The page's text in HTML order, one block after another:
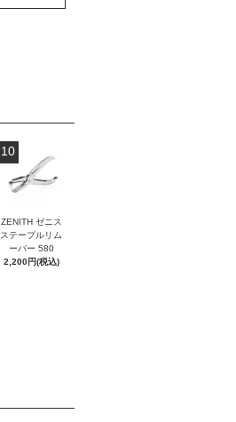
10
ZENITH ゼニス
ステープルリム
ーバー 580
2,200円(税込)